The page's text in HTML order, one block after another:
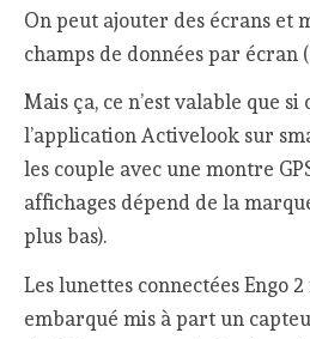
On peut ajouter des écrans et
champs de données par écran
Mais ça, ce n’est valable que
l’application Activelook sur
les couple avec une montre
affichages dépend de la
plus bas).
Les lunettes connectées Engo
embarqué mis à part un